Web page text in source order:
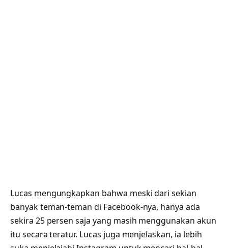
Lucas mengungkapkan bahwa meski dari sekian
banyak teman-teman di Facebook-nya, hanya ada
sekira 25 persen saja yang masih menggunakan akun
itu secara teratur. Lucas juga menjelaskan, ia lebih